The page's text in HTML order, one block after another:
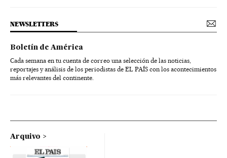
NEWSLETTERS
Boletín de América
Cada semana en tu cuenta de correo una selección de las noticias,
reportajes y análisis de los periodistas de EL PAÍS con los acontecimientos
más relevantes del continente.
Arquivo